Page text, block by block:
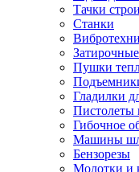
Тачки
Станки
Пушки
Гладилки
Пистолеты
Гибочное
Машины
Бензорезы
Молотки и